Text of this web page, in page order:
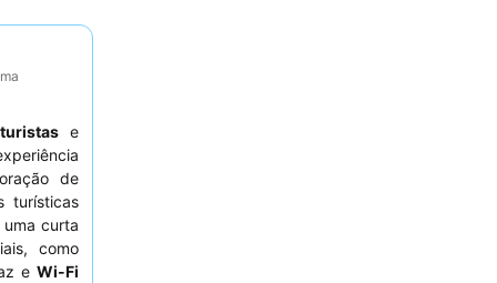
turistas e
de
turísticas
curta
como
eWi-Fi